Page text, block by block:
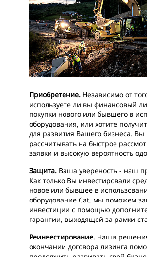
Приобретение. Независимо от
используете ли вы финансовый
покупки нового или бывшего в
оборудования, или хотите
для развития Вашего бизнеса, Вы
рассчитывать на быстрое
заявки и высокую вероятность
Защита. Ваша увереность - наш
Как только Вы инвестировали
новое или бывшее в
оборудование Cat, мы поможем
инвестиции с помощью
гарантии, выходящей за рамки
Реинвестирование. Наши
окончании договора лизинга